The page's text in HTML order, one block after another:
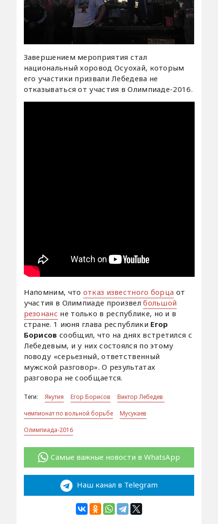
Завершением мероприятия стал
национальный хоровод Осуохай, которым
его участики призвали Лебедева не
отказываться от участия в Олимпиаде-2016.
Напомним, что отказ известного борца от
участия в Олимпиаде произвелбольшой
резонанс не только в республике, но и в
стране. 1 июня глава республики Егор
Борисов сообщил, что на днях встретился с
Лебедевым, и у них состоялся по этому
поводу «серьезный, ответственный
мужской разговор». О результатах
разговора не сообщается.
Теги: Якутия Егор Борисов
Виктор Лебедев
чемпионат по вольной борьбе
Мусукаев
Олимпиада-2016
Самые важные новости в WhatsApp
Наш канал в Telegram